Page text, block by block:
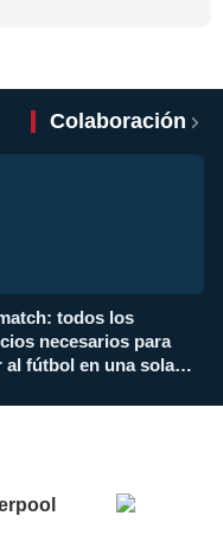
Colaboración
todos los
necesarios para
al fútbol en una sola